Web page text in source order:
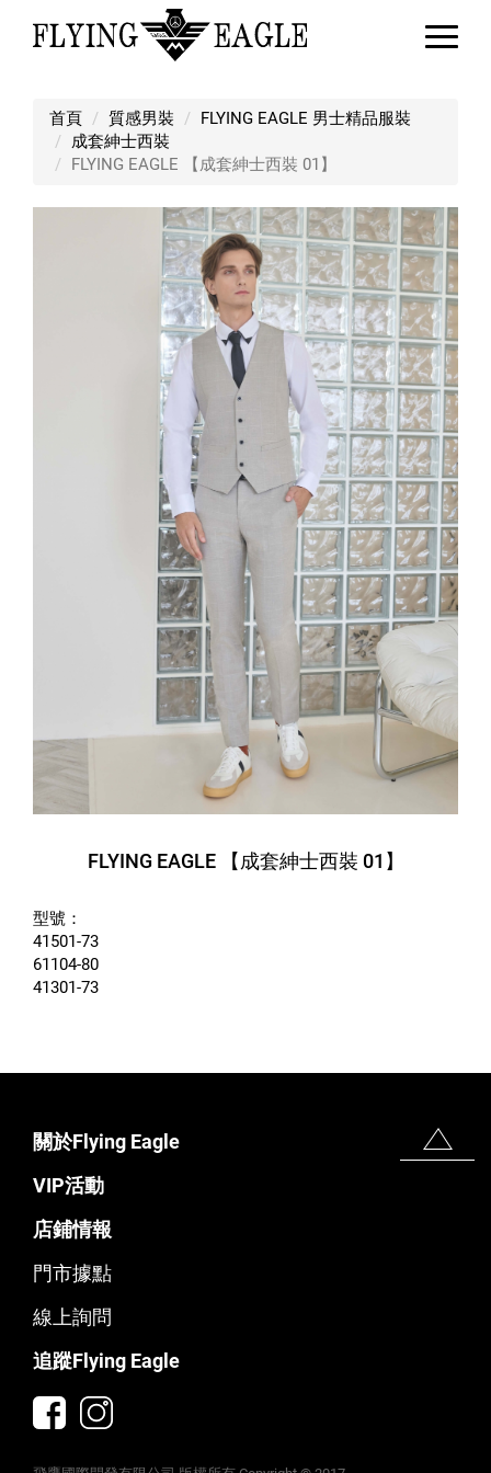
首頁 質感男裝
FLYING EAGLE 男士精品服裝
成套紳士西裝
FLYING EAGLE 【成套紳士西裝 01】
FLYING EAGLE 【成套紳士西裝 01】
型號：
41501-73
61104-80
41301-73
關於Flying Eagle
VIP活動
店鋪情報
門市據點
線上詢問
追蹤Flying Eagle